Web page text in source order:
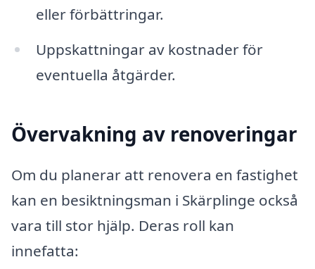
eller förbättringar.
Uppskattningar av kostnader för
eventuella åtgärder.
Övervakning av renoveringar
Om du planerar att renovera en fastighet
kan en besiktningsman i Skärplinge också
vara till stor hjälp. Deras roll kan
innefatta: